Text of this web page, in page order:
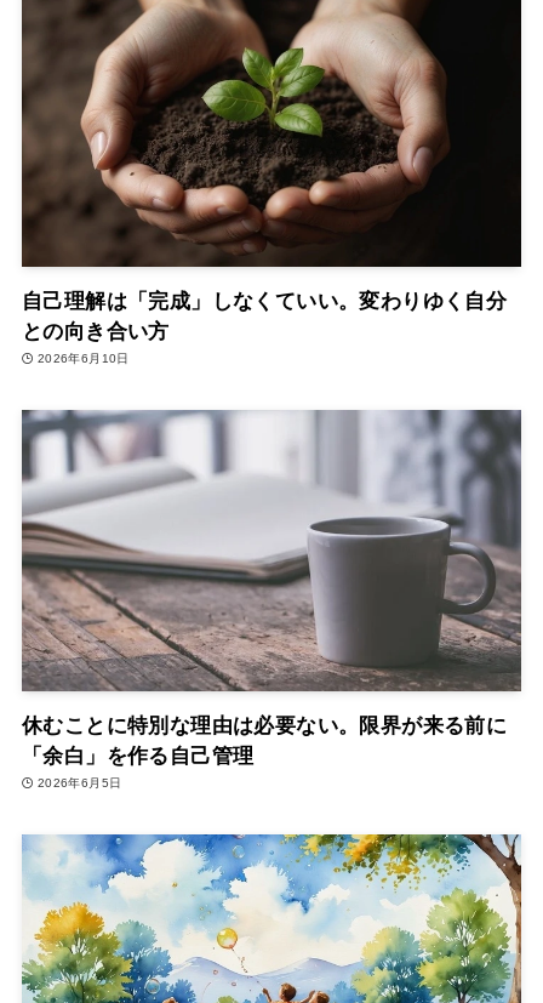
自己理解は「完成」しなくていい。変わりゆく自分
との向き合い方
2026年6月10日
休むことに特別な理由は必要ない。限界が来る前に
「余白」を作る自己管理
2026年6月5日